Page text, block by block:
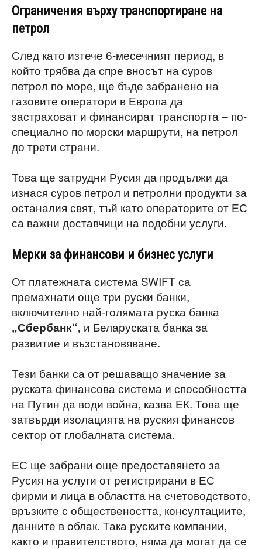
Ограничения върху транспортиране на
петрол
След като изтече 6-месечният период, в
който трябва да спре вносът на суров
петрол по море, ще бъде забранено на
газовите оператори в Европа да
застраховат и финансират транспорта – по-
специално по морски маршрути, на петрол
до трети страни.
Това ще затрудни Русия да продължи да
изнася суров петрол и петролни продукти за
останалия свят, тъй като операторите от ЕС
са важни доставчици на подобни услуги.
Мерки за финансови и бизнес услуги
От платежната система SWIFT са
премахнати още три руски банки,
включително най-голямата руска банка
„Сбербанк“, и Беларуската банка за
развитие и възстановяване.
Тези банки са от решаващо значение за
руската финансова система и способността
на Путин да води война, казва ЕК. Това ще
затвърди изолацията на руския финансов
сектор от глобалната система.
ЕС ще забрани още предоставянето за
Русия на услуги от регистрирани в ЕС
фирми и лица в областта на счетоводството,
връзките с обществеността, консултациите,
данните в облак. Така руските компании,
както и правителството, няма да могат да се